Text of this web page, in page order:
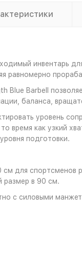
инвентарь
равномерно
Blue Barbell
баланса,
уровень
время как узкий
подготовки.
см для
размер в 90 см.
с силовыми